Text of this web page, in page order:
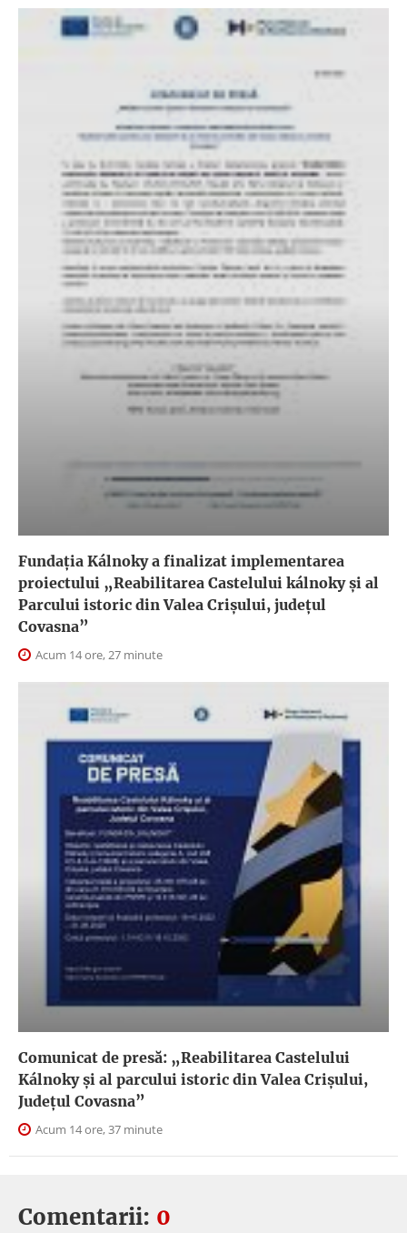
Fundația Kálnoky a finalizat implementarea
proiectului „Reabilitarea Castelului kálnoky și al
Parcului istoric din Valea Crișului, județul
Covasna”
Acum 14 ore, 27 minute
Comunicat de presă: „Reabilitarea Castelului
Kálnoky și al parcului istoric din Valea Crișului,
Județul Covasna”
Acum 14 ore, 37 minute
Comentarii: 0